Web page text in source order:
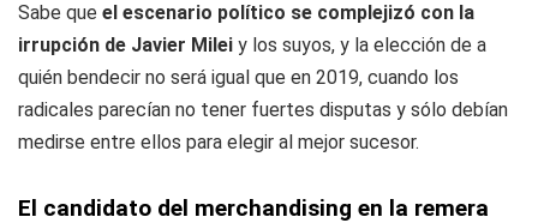
Sabe que el escenario político se complejizó con la
irrupción de Javier Milei y los suyos, y la elección de a
quién bendecir no será igual que en 2019, cuando los
radicales parecían no tener fuertes disputas y sólo debían
medirse entre ellos para elegir al mejor sucesor.
El candidato del merchandising en la remera